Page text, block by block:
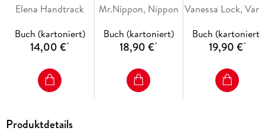
und Studium
Elena Handtrack
Buch (kartoniert)
14,00 €*
Mr.Nippon, Nippon
Buch (kartoniert)
18,90 €*
Buch (kartoniert)
19,90 €*
Produktdetails